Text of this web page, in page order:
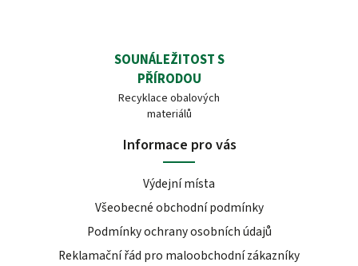
SOUNÁLEŽITOST S
PŘÍRODOU
Recyklace obalových
materiálů
Informace pro vás
Výdejní místa
Všeobecné obchodní podmínky
Podmínky ochrany osobních údajů
Reklamační řád pro maloobchodní zákazníky